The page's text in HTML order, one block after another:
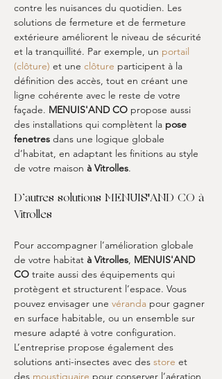
contre les nuisances du quotidien. Les
solutions de fermeture et de fermeture
extérieure améliorent le niveau de sécurité
et la tranquillité. Par exemple, un portail
(clôture) et une clôture participent à la
définition des accès, tout en créant une
ligne cohérente avec le reste de votre
façade. MENUIS'AND CO propose aussi
des installations qui complètent la pose
fenetres dans une logique globale
d’habitat, en adaptant les finitions au style
de votre maison à Vitrolles.
D’autres solutions MENUIS'AND CO à
Vitrolles
Pour accompagner l’amélioration globale
de votre habitat à Vitrolles, MENUIS'AND
CO traite aussi des équipements qui
protègent et structurent l’espace. Vous
pouvez envisager une véranda pour gagner
en surface habitable, ou un ensemble sur
mesure adapté à votre configuration.
L’entreprise propose également des
solutions anti-insectes avec des store et
des moustiquaire pour conserver l’aération